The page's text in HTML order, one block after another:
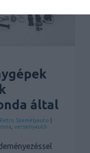
által
Retro Személyauto
versenyautó